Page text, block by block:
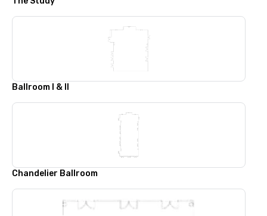
Ballroom I & II
Chandelier Ballroom